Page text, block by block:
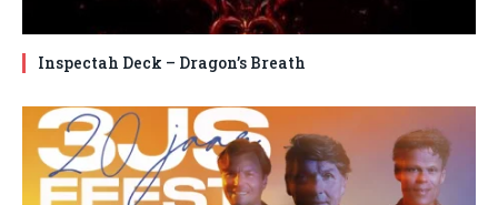
Inspectah Deck – Dragon’s Breath